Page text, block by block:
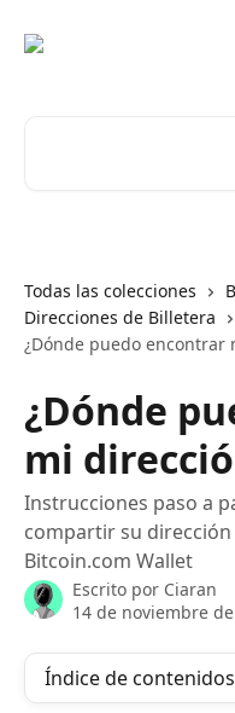
Todas las colecciones
Direcciones de Billetera
¿Dónde puedo encontrar
¿Dónde
mi
Instrucciones paso a
compartir su
Bitcoin.com Wallet
Escrito por Ciaran
14 de noviembre
Índice de contenidos